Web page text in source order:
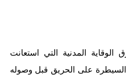
المدنية التي استعانت
على الحريق قبل وصوله